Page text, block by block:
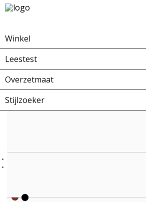
Winkel
Leestest
Overzetmaat
Stijlzoeker
Home Winkel